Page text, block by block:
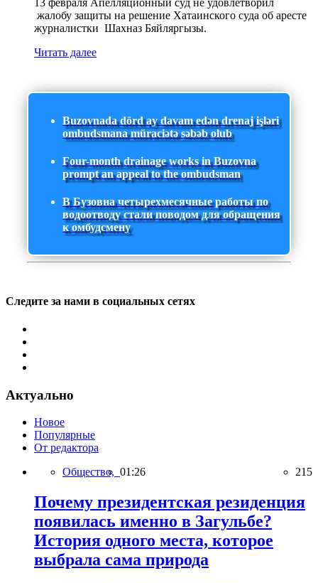
13 февраля Апелляционный суд не удовлетворил
жалобу защиты на решение Хатаинского суда об аресте
журналистки Шахназ Бяйляргызы.
Читать далее
Buzovnada dörd ay davam edən drenaj işləri
ombudsmana müraciətə səbəb olub
Four-month drainage works in Buzovna
prompt an appeal to the ombudsman
В Бузовна четырехмесячные работы по
водоотводу стали поводом для обращения
к омбудсмену
Следите за нами в социальных сетях
Актуально
Новое
Популярные
От редактора
Общество, 01:26 215
Почему президентская резиденция
появилась именно в Загульбе?
История одного места, которое
выбрала сама природа